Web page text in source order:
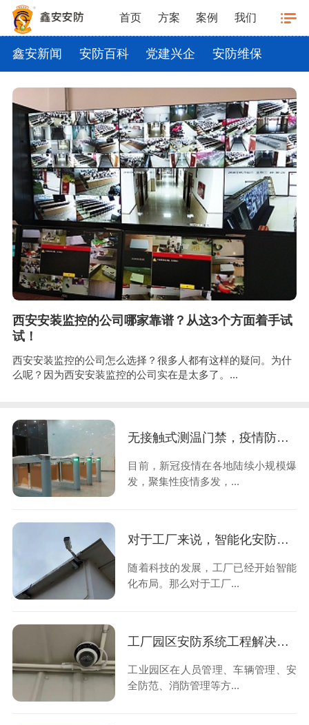
首页 方案 案例 我们
鑫安新闻 安防百科 党建兴企 安防维保
西安安装监控的公司哪家靠谱？从这3个方面着手试
试！
西安安装监控的公司怎么选择？很多人都有这样的疑问。为什
么呢？因为西安安装监控的公司实在是太多了。...
无接触式测温门禁，疫情防控的好帮手
目前，新冠疫情在各地陆续小规模爆
发，聚集性疫情多发，...
对于工厂来说，智能化安防系统应该从哪些方面进行考虑？
随着科技的发展，工厂已经开始智能
化布局。那么对于工厂...
工厂园区安防系统工程解决方案，这几个当面需要重视起来
工业园区在人员管理、车辆管理、安
全防范、消防管理等方...